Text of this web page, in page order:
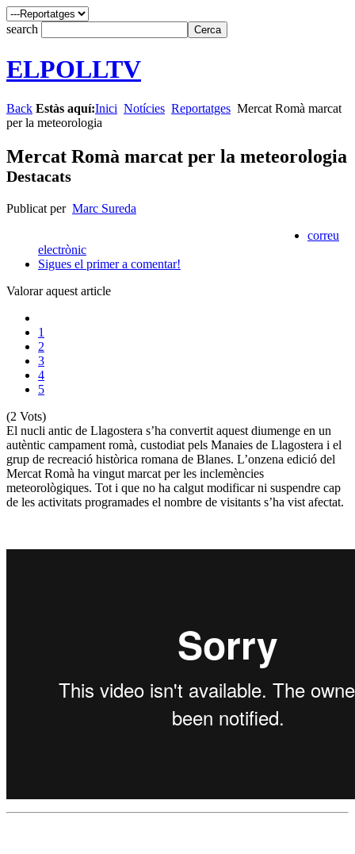
search
ELPOLLTV
Back Estàs aquí:Inici Notícies Reportatges Mercat Romà marcat
per la meteorologia
Mercat Romà marcat per la meteorologia
Destacats
Publicat per Marc Sureda
correu
electrònic
Sigues el primer a comentar!
Valorar aquest article
1
2
3
4
5
(2 Vots)
El nucli antic de Llagostera s’ha convertit aquest diumenge en un
autèntic campament romà, custodiat pels Manaies de Llagostera i el
grup de recreació històrica romana de Blanes. L’onzena edició del
Mercat Romà ha vingut marcat per les inclemències
meteorològiques. Tot i que no ha calgut modificar ni suspendre cap
de les activitats programades el nombre de visitants s’ha vist afectat.